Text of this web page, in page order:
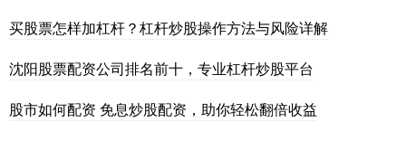
买股票怎样加杠杆？杠杆炒股操作方法与风险详解
沈阳股票配资公司排名前十，专业杠杆炒股平台
股市如何配资 免息炒股配资，助你轻松翻倍收益